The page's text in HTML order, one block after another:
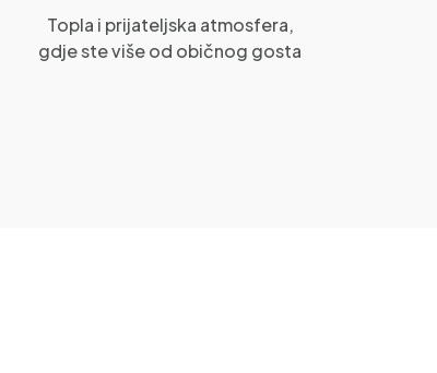
Topla i prijateljska atmosfera,
gdje ste više od običnog gosta